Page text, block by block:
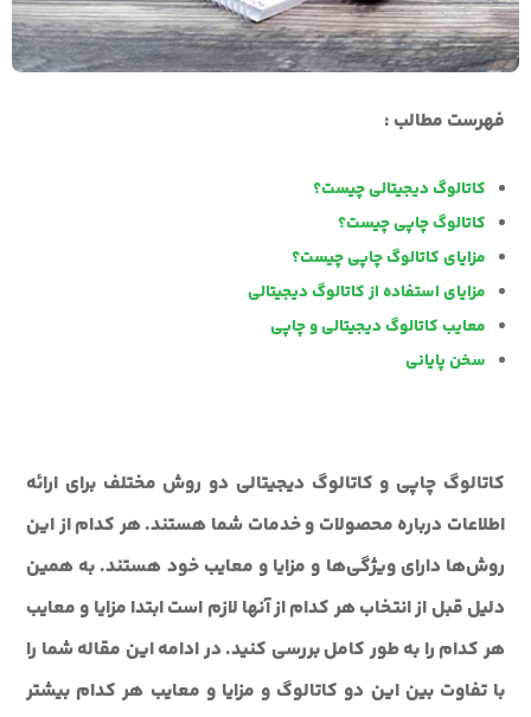
فهرست مطالب :
کاتالوگ دیجیتالی چیست؟
کاتالوگ چاپی چیست؟
مزایای کاتالوگ چاپی چیست؟
مزایای استفاده از کاتالوگ دیجیتالی
معایب کاتالوگ دیجیتالی و چاپی
سخن پایانی
کاتالوگ چاپی و کاتالوگ دیجیتالی دو روش مختلف برای ارائه
اطلاعات درباره محصولات و خدمات شما هستند. هر کدام از این
روش‌ها دارای ویژگی‌ها و مزایا و معایب خود هستند. به همین
دلیل قبل از انتخاب هر کدام از آنها لازم است ابتدا مزایا و معایب
هر کدام را به طور کامل بررسی کنید. در ادامه این مقاله شما را
با تفاوت بین این دو کاتالوگ و مزایا و معایب هر کدام بیشتر